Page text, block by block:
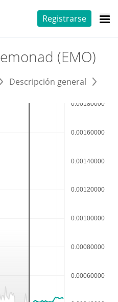
Registrarse
emonad (EMO)
Descripción general